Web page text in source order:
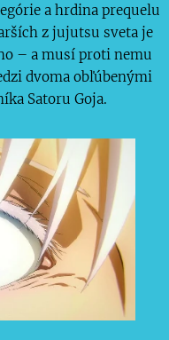
a hrdina prequelu
z jujutsu sveta je
– a musí proti nemu
dvoma obľúbenými
Satoru Goja.